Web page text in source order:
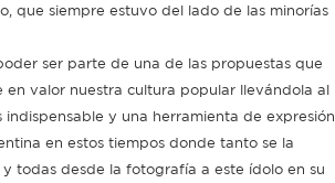
que siempre estuvo del lado de las minorías
ser parte de una de las propuestas que
valor nuestra cultura popular llevándola al
indispensable y una herramienta de expresión
en estos tiempos donde tanto se la
todas desde la fotografía a este ídolo en su